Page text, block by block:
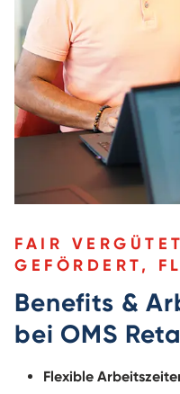
FAIR
GEFÖRDERT,
Benefits &
bei OMS
Flexible